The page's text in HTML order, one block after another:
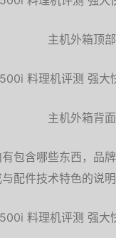
主机外箱顶部
主机外箱背面
包含哪些东西，品
配件技术特色的说